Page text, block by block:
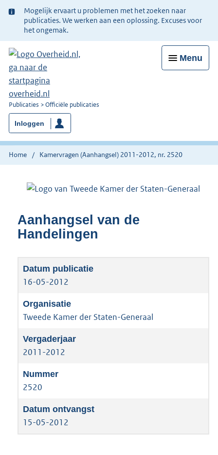
Ter
informatie:
Mogelijk ervaart u problemen met het zoeken naar
publicaties. We werken aan een oplossing. Excuses voor
het ongemak.
Menu
U
bent
nu
hier:
Publicaties Officiële publicaties
Inloggen
Home Kamervragen (Aanhangsel) 2011-2012, nr. 2520
Aanhangsel van de
Handelingen
16-05-2012
Tweede Kamer der Staten-Generaal
2011-2012
2520
15-05-2012